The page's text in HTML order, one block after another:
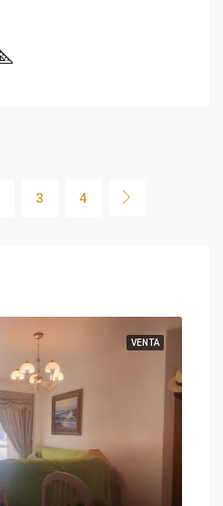
3 4
VENTA